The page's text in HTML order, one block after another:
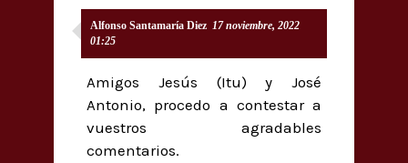
Alfonso Santamaría Diez 17 noviembre, 2022
01:25
Amigos Jesús (Itu) y José
Antonio, procedo a contestar a
vuestros agradables
comentarios.